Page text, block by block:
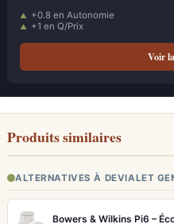
+0.8 en Autonomie
+1 en Q/Prix
Voir
Produits similaires
ALTERNATIVES À DEVIALET